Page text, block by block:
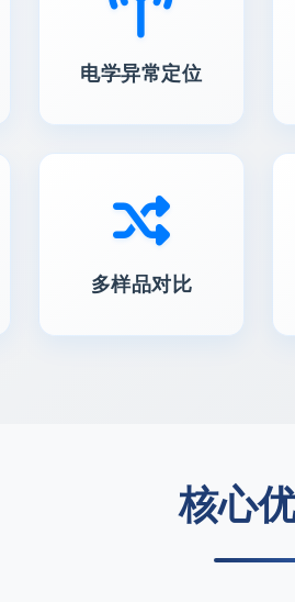
电学异常定位
多样品对比
核心